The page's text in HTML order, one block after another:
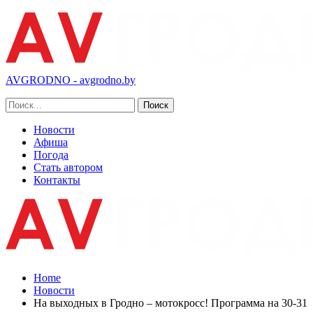
AVGRODNO - avgrodno.by
Новости
Афиша
Погода
Стать автором
Контакты
Home
Новости
На выходных в Гродно – мотокросс! Программа на 30-31